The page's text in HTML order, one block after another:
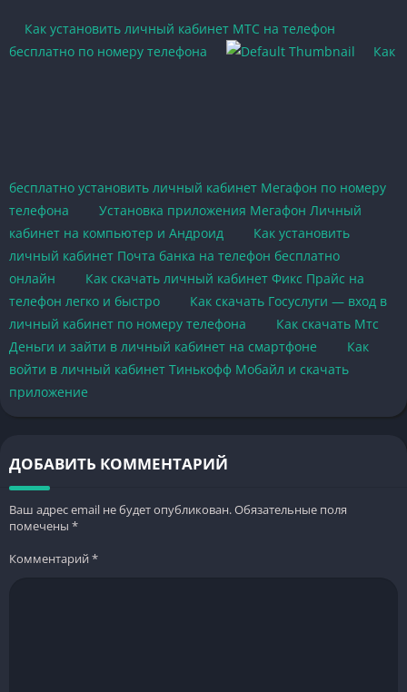
Как установить личный кабинет МТС на телефон
бесплатно по номеру телефона
Как
бесплатно установить личный кабинет Мегафон по номеру
телефона
Установка приложения Мегафон Личный
кабинет на компьютер и Андроид
Как установить
личный кабинет Почта банка на телефон бесплатно
онлайн
Как скачать личный кабинет Фикс Прайс на
телефон легко и быстро
Как скачать Госуслуги — вход в
личный кабинет по номеру телефона
Как скачать Мтс
Деньги и зайти в личный кабинет на смартфоне
Как
войти в личный кабинет Тинькофф Мобайл и скачать
приложение
ДОБАВИТЬ КОММЕНТАРИЙ
Ваш адрес email не будет опубликован.Обязательные поля
помечены *
Комментарий*